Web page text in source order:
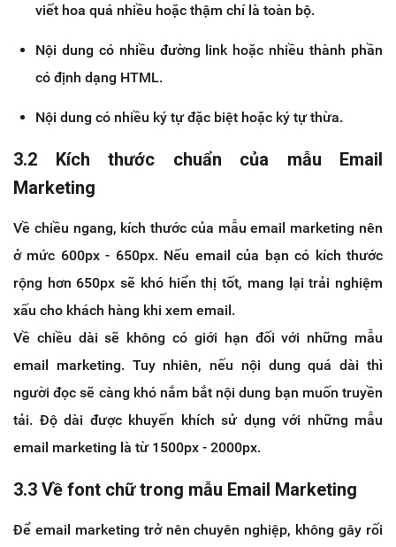
viết hoa quá nhiều hoặc thậm chí là toàn bộ.
Nội dung có nhiều đường link hoặc nhiều thành phần
có định dạng HTML.
Nội dung có nhiều ký tự đặc biệt hoặc ký tự thừa.
3.2 Kích thước chuẩn của mẫu Email
Marketing
Về chiều ngang, kích thước của mẫu email marketing nên
ở mức 600px - 650px. Nếu email của bạn có kích thước
rộng hơn 650px sẽ khó hiển thị tốt, mang lại trải nghiệm
xấu cho khách hàng khi xem email.
Về chiều dài sẽ không có giới hạn đối với những mẫu
email marketing. Tuy nhiên, nếu nội dung quá dài thì
người đọc sẽ càng khó nắm bắt nội dung bạn muốn truyền
tải. Độ dài được khuyến khích sử dụng với những mẫu
email marketing là từ 1500px - 2000px.
3.3 Về font chữ trong mẫu Email Marketing
Để email marketing trở nên chuyên nghiệp, không gây rối